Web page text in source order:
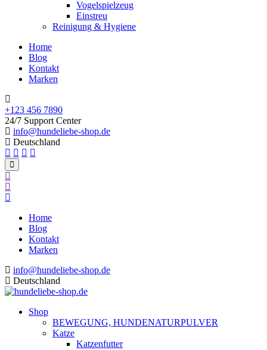
Vogelspielzeug
Einstreu
Reinigung & Hygiene
Home
Blog
Kontakt
Marken
+123 456 7890
24/7 Support Center
info@hundeliebe-shop.de
Deutschland
Home
Blog
Kontakt
Marken
info@hundeliebe-shop.de
Deutschland
Shop
BEWEGUNG, HUNDENATURPULVER
Katze
Katzenfutter